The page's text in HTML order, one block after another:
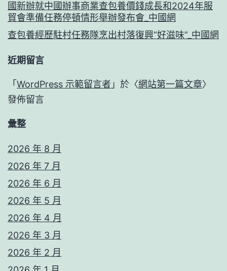
國新辦就中國辦事商業查包養價錢成長和2024年服
貿會準備任務停頓情形舉辦發布會_中國網
查包養經歷駐村任務隊烹出村落復興“好滋味”_中國網
近期留言
「 WordPress 示範留言者 」於〈網站第一篇文章〉
發佈留言
彙整
2026 年 8 月
2026 年 7 月
2026 年 6 月
2026 年 5 月
2026 年 4 月
2026 年 3 月
2026 年 2 月